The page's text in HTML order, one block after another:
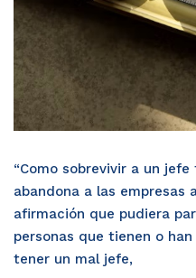
“Como sobrevivir a un
abandona a las empresas
afirmación que pudiera
personas que tienen o
tener un mal jefe,